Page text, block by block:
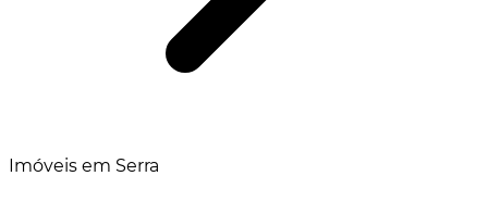
Imóveis em Serra